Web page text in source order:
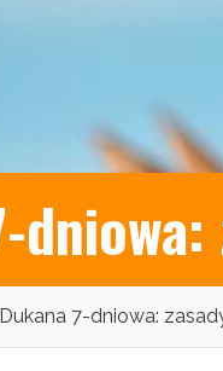
7-dniowa: